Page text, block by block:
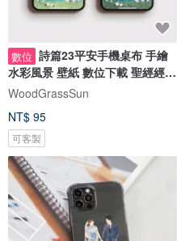
數位 詩篇23平安手機桌布 手繪
水彩風景 壁紙 數位下載 聖經經文
綿羊
WoodGrassSun
NT$ 95
可客製